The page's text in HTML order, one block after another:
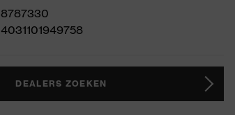
8787330
4031101949758
DEALERS ZOEKEN